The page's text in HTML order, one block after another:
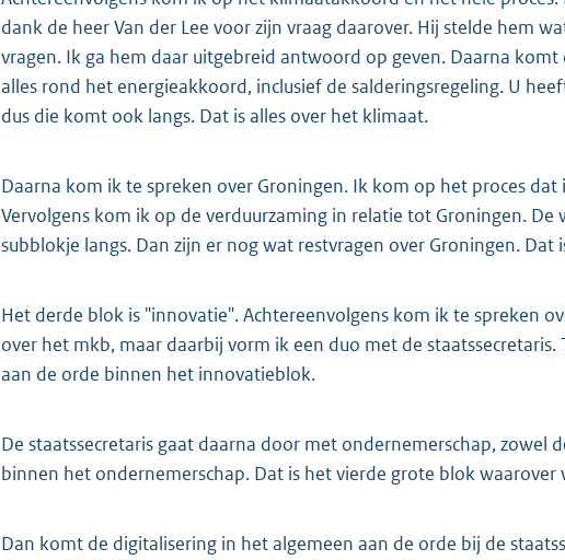
dank de heer Van der Lee voor zijn vraag daarover. Hij stelde hem
vragen. Ik ga hem daar uitgebreid antwoord op geven. Daarna
alles rond het energieakkoord, inclusief de salderingsregeling. U
dus die komt ook langs. Dat is alles over het klimaat.
Daarna kom ik te spreken over Groningen. Ik kom op het proces
Vervolgens kom ik op de verduurzaming in relatie tot Groningen.
subblokje langs. Dan zijn er nog wat restvragen over Groningen.
Het derde blok is "innovatie". Achtereenvolgens kom ik te spreken
over het mkb, maar daarbij vorm ik een duo met de
aan de orde binnen het innovatieblok.
De staatssecretaris gaat daarna door met ondernemerschap, zowel
binnen het ondernemerschap. Dat is het vierde grote blok waarover
Dan komt de digitalisering in het algemeen aan de orde bij de